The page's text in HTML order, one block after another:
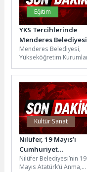
Eğitim
YKS Tercihlerinde
Menderes Belediyesi
Desteği
Menderes Belediyesi,
Yükseköğretim
döneminde öğrencilere
danışmanlık desteği
verecek.Menderes
Belediyesi, YKS tercih...
Kültür Sanat
Nilüfer, 19 Mayıs’ı
Cumhuriyet
Meydanı’nda karşıladı
Nilüfer Belediyesi’nin 19
Mayıs Atatürk’ü Anma,